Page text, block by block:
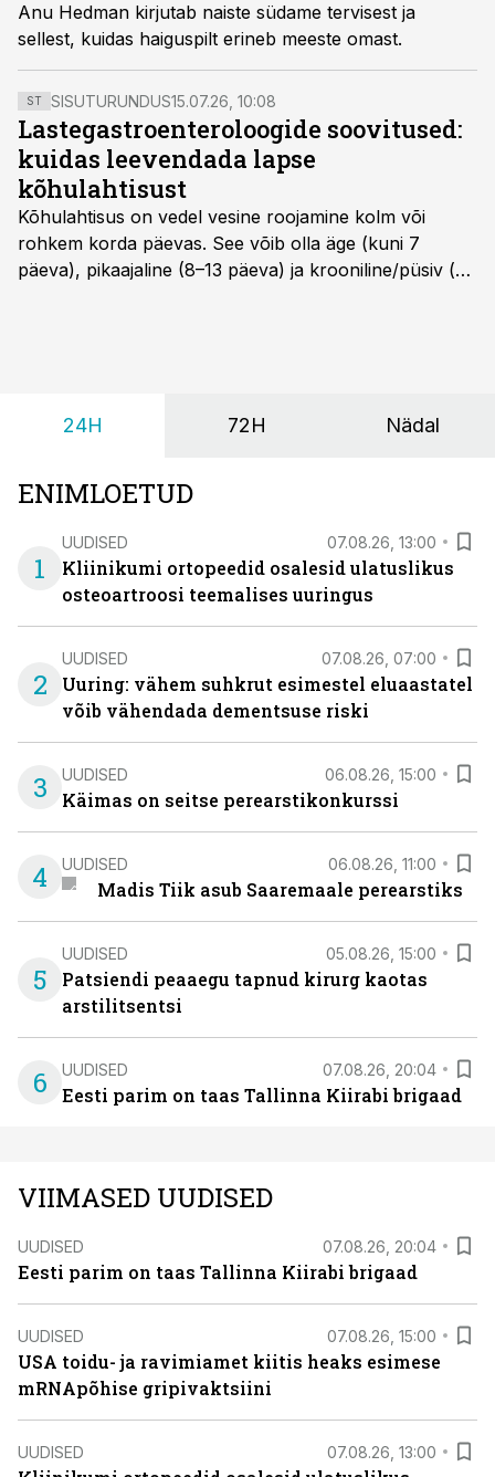
Anu Hedman kirjutab naiste südame tervisest ja
sellest, kuidas haiguspilt erineb meeste omast.
ST SISUTURUNDUS15.07.26, 10:08
Lastegastroenteroloogide soovitused:
kuidas leevendada lapse
kõhulahtisust
Kõhulahtisus on vedel vesine roojamine kolm või
rohkem korda päevas. See võib olla äge (kuni 7
päeva), pikaajaline (8–13 päeva) ja krooniline/püsiv (>
24H 72H Nädal
ENIMLOETUD
1
UUDISED 07.08.26, 13:00
Kliinikumi ortopeedid osalesid ulatuslikus
osteoartroosi teemalises uuringus
2
UUDISED 07.08.26, 07:00
Uuring: vähem suhkrut esimestel eluaastatel
võib vähendada dementsuse riski
3 UUDISED 06.08.26, 15:00
Käimas on seitse perearstikonkurssi
4 UUDISED 06.08.26, 11:00
Madis Tiik asub Saaremaale perearstiks
5
UUDISED 05.08.26, 15:00
Patsiendi peaaegu tapnud kirurg kaotas
arstilitsentsi
6 UUDISED 07.08.26, 20:04
Eesti parim on taas Tallinna Kiirabi brigaad
VIIMASED UUDISED
UUDISED 07.08.26, 20:04
Eesti parim on taas Tallinna Kiirabi brigaad
UUDISED 07.08.26, 15:00
USA toidu- ja ravimiamet kiitis heaks esimese
mRNApõhise gripivaktsiini
UUDISED 07.08.26, 13:00